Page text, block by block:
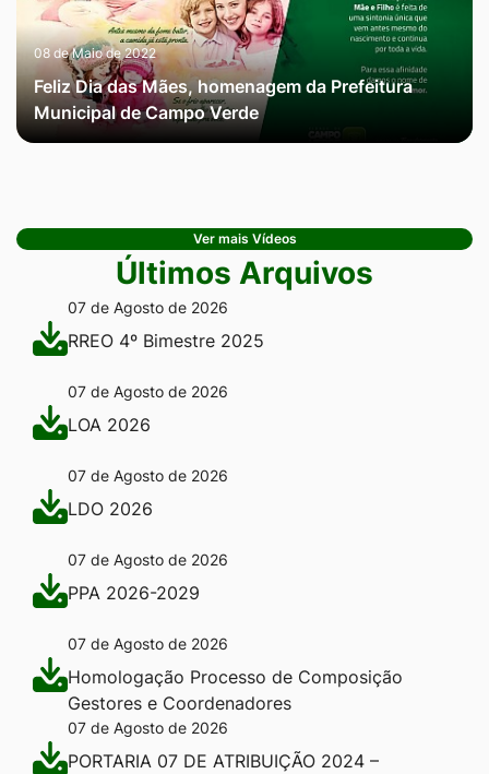
08 de Maio de 2022
Feliz Dia das Mães, homenagem da Prefeitura
Municipal de Campo Verde
Ver mais Vídeos
Últimos Arquivos
07 de Agosto de 2026
RREO 4º Bimestre 2025
07 de Agosto de 2026
LOA 2026
07 de Agosto de 2026
LDO 2026
07 de Agosto de 2026
PPA 2026-2029
07 de Agosto de 2026
Homologação Processo de Composição
Gestores e Coordenadores
07 de Agosto de 2026
PORTARIA 07 DE ATRIBUIÇÃO 2024 –